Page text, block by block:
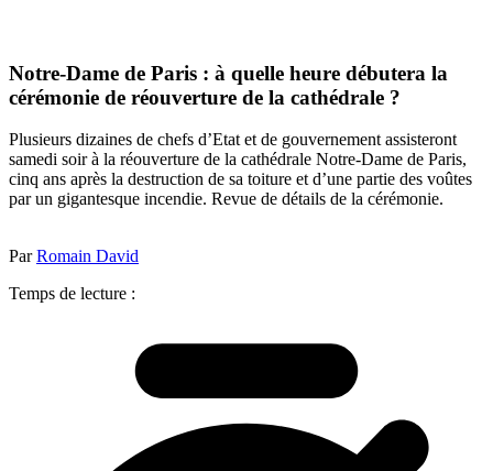
Notre-Dame de Paris : à quelle heure débutera la
cérémonie de réouverture de la cathédrale ?
Plusieurs dizaines de chefs d’Etat et de gouvernement assisteront
samedi soir à la réouverture de la cathédrale Notre-Dame de Paris,
cinq ans après la destruction de sa toiture et d’une partie des voûtes
par un gigantesque incendie. Revue de détails de la cérémonie.
ParRomain David
Temps de lecture :